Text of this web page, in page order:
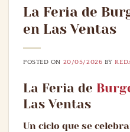
La Feria de
en Las Ventas
POSTED ON 20/05/2026 BY
La Feria de
Las Ventas
Un ciclo que se